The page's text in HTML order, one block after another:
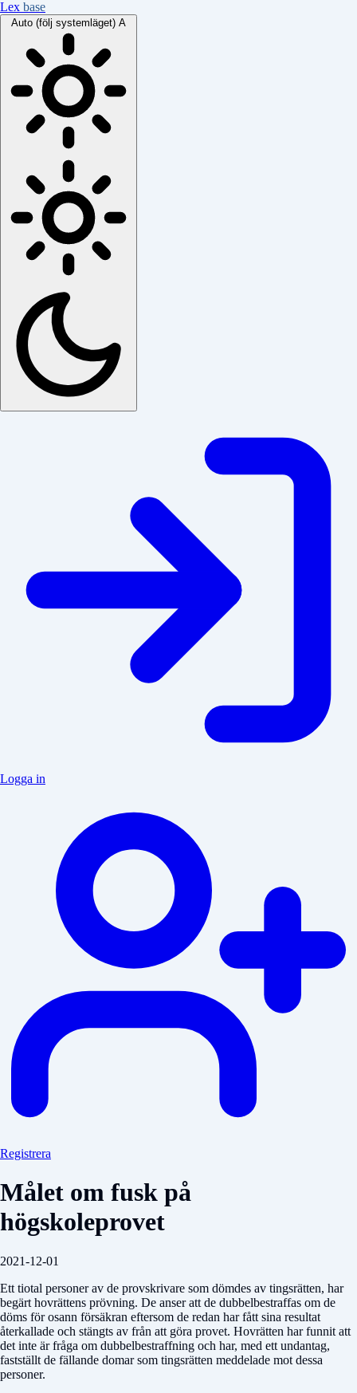
Lex base
Auto (följ systemläget) A
Logga in
Registrera
Målet om fusk på
högskoleprovet
2021-12-01
Ett tiotal personer av de provskrivare som dömdes av tingsrätten, har
begärt hovrättens prövning. De anser att de dubbelbestraffas om de
döms för osann försäkran eftersom de redan har fått sina resultat
återkallade och stängts av från att göra provet. Hovrätten har funnit att
det inte är fråga om dubbelbestraffning och har, med ett undantag,
fastställt de fällande domar som tingsrätten meddelade mot dessa
personer.